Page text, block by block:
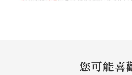
您可能喜